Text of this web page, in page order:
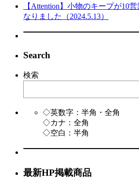
【Attention】小物のキープが10
なりました（2024.5.13）
Search
検索
◇英数字：半角・全角
◇カナ：全角
◇空白：半角
最新HP掲載商品